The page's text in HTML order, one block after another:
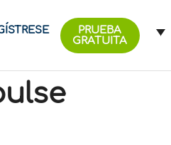
PRUEBA
GRATUITA